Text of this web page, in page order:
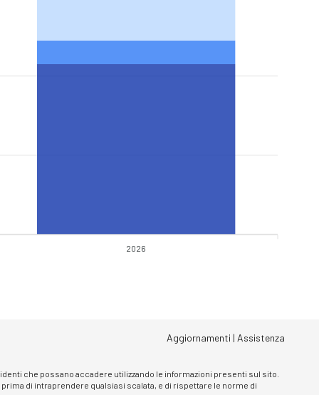
2026
Aggiornamenti | Assistenza
che possano accadere utilizzando le informazioni presenti sul sito.
di intraprendere qualsiasi scalata, e di rispettare le norme di